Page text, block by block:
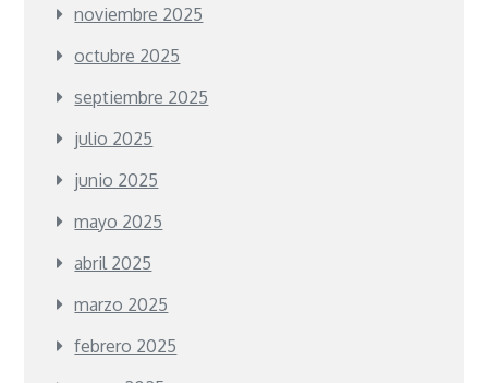
noviembre 2025
octubre 2025
septiembre 2025
julio 2025
junio 2025
mayo 2025
abril 2025
marzo 2025
febrero 2025